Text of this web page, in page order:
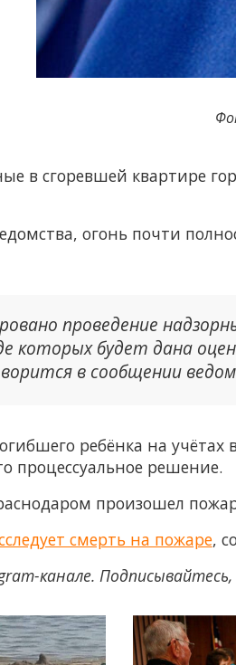
в сгоревшей квартире
огонь почти
проведение
которых будет дана
в сообщении
ребёнка на
процессуальное решение.
произошел
смерть на пожаре,
канале.